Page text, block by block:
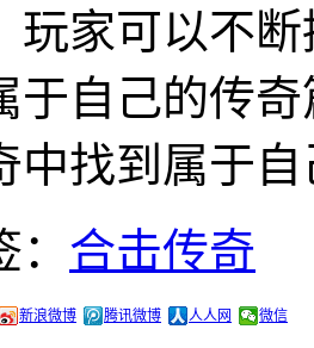
玩家可以不
于自己的传
中找到属于
合击传奇
新浪微博 腾讯微博 人人网 微信